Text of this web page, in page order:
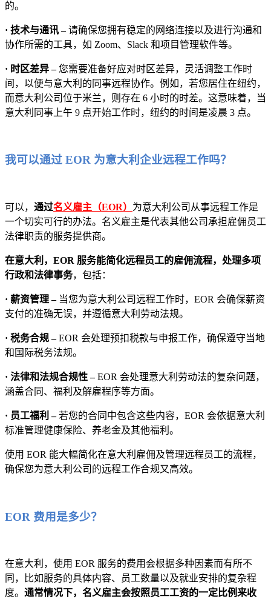
的。
· 技术与通讯 –请确保您拥有稳定的网络连接以及进行沟通和
协作所需的工具，如 Zoom、Slack 和项目管理软件等。
· 时区差异 –您需要准备好应对时区差异，灵活调整工作时
间，以便与意大利的同事远程协作。例如，若您居住在纽约，
而意大利公司位于米兰，则存在 6 小时的时差。这意味着，当
意大利同事上午 9 点开始工作时，纽约的时间是凌晨 3 点。
我可以通过 EOR 为意大利企业远程工作吗？
可以， 通过名义雇主（EOR） 为意大利公司从事远程工作是
一个切实可行的办法。名义雇主是代表其他公司承担雇佣员工
法律职责的服务提供商。
在意大利，EOR 服务能简化远程员工的雇佣流程，处理多项
行政和法律事务，包括：
· 薪资管理 – 当您为意大利公司远程工作时，EOR 会确保薪资
支付的准确无误，并遵循意大利劳动法规。
· 税务合规 –EOR 会处理预扣税款与申报工作，确保遵守当地
和国际税务法规。
· 法律和法规合规性 –EOR 会处理意大利劳动法的复杂问题，
涵盖合同、福利及解雇程序等方面。
· 员工福利 –若您的合同中包含这些内容，EOR 会依据意大利
标准管理健康保险、养老金及其他福利。
使用 EOR 能大幅简化在意大利雇佣及管理远程员工的流程，
确保您为意大利公司的远程工作合规又高效。
EOR 费用是多少？
在意大利，使用 EOR 服务的费用会根据多种因素而有所不
同，比如服务的具体内容、员工数量以及就业安排的复杂程
度。 通常情况下，名义雇主会按照员工工资的一定比例来收